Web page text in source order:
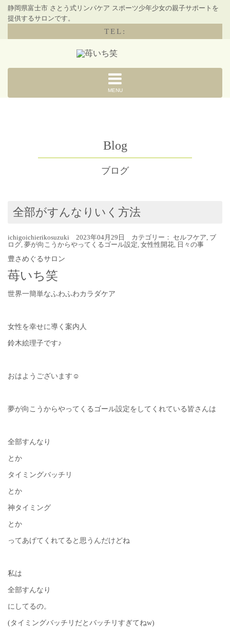
静岡県富士市 さとう式リンパケア スポーツ少年少女の親子サポートを
提供するサロンです。
TEL:
MENU
Blog
ブログ
全部がすんなりいく方法
ichigoichierikosuzuki 2023年04月29日 カテゴリー： セルフケア, ブ
ログ, 夢が向こうからやってくるゴール設定, 女性性開花, 日々の事
豊さめぐるサロン
苺いち笑
世界一簡単なふわふわカラダケア
女性を幸せに導く案内人
鈴木絵理子です♪
おはようございます☺︎
夢が向こうからやってくるゴール設定をしてくれている皆さんは
全部すんなり
とか
タイミングバッチリ
とか
神タイミング
とか
ってあげてくれてると思うんだけどね
私は
全部すんなり
にしてるの。
(タイミングバッチリだとバッチリすぎてねw)